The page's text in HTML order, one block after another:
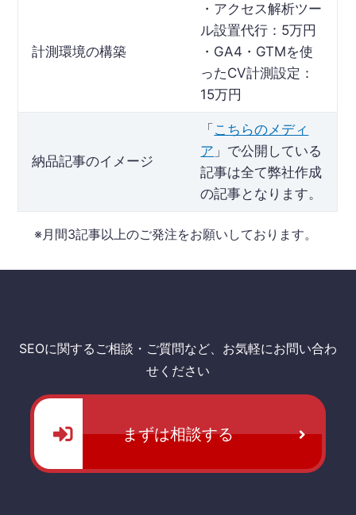
計測環境の構築
・アクセス解析ツー
ル設置代行：5万円
・GA4・GTMを使
ったCV計測設定：
15万円
納品記事のイメージ
「 こちらのメディ
ア 」で公開している
記事は全て弊社作成
の記事となります。
※月間3記事以上のご発注をお願いしております。
SEOに関するご相談・ご質問など、お気軽にお問い合わ
せください
まずは相談する